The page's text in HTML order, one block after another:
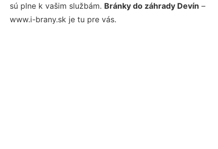
sú plne k vašim službám. Bránky do záhrady Devín –
www.i-brany.sk je tu pre vás.